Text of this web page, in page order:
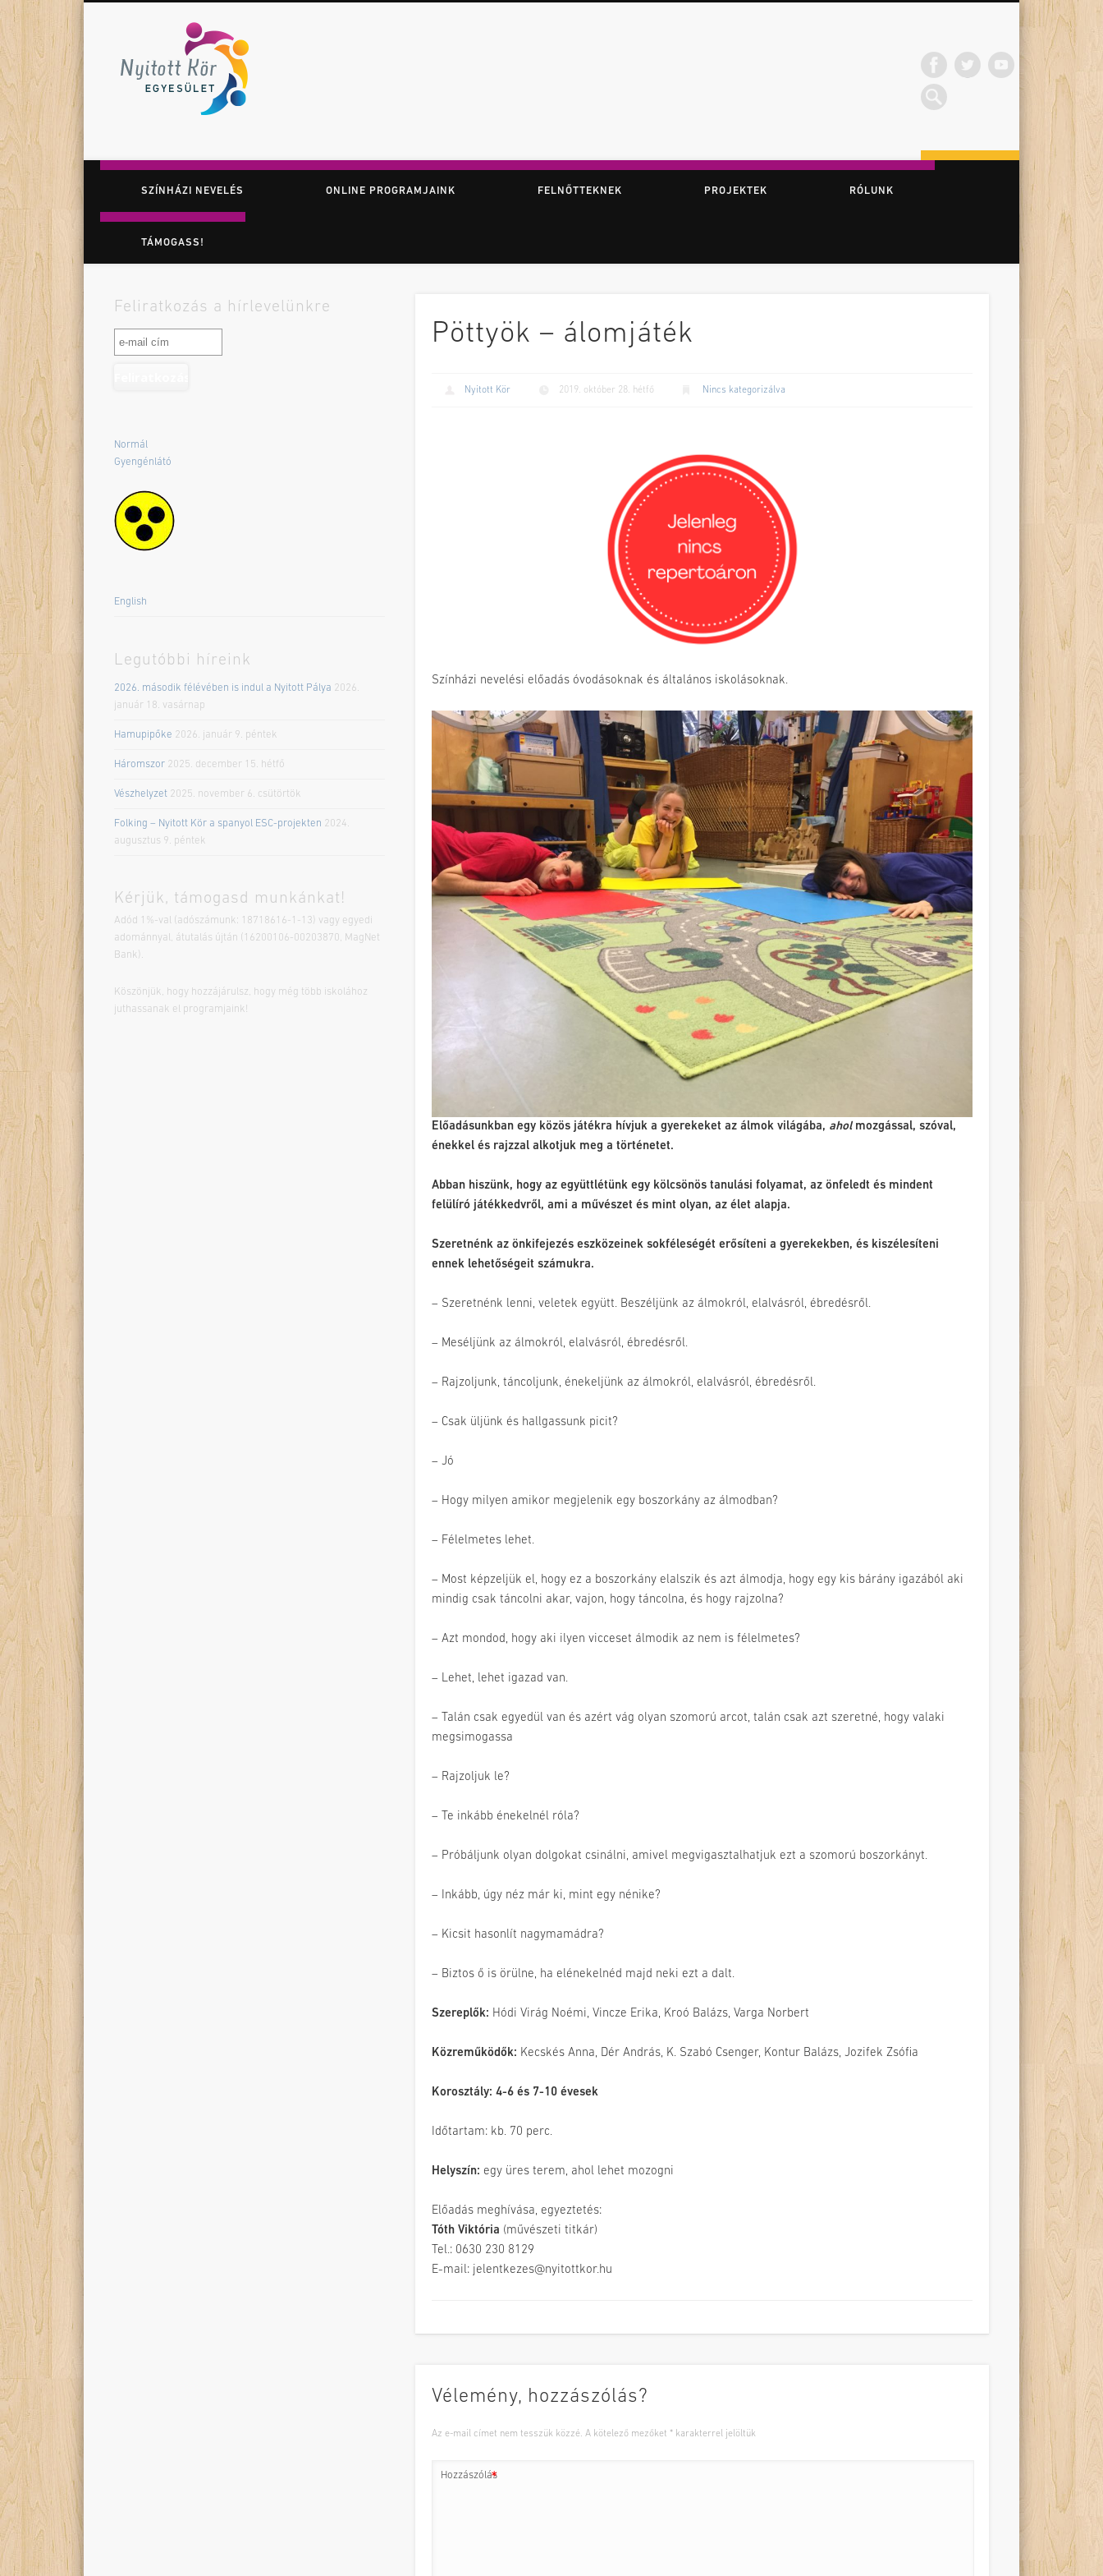
Játék. Színház. Felfedezés.
FacebookTwitter Vimeo
SZÍNHÁZI NEVELÉS ONLINE PROGRAMJAINK FELNŐTTEKNEK PROJEKTEK RÓLUNK
TÁMOGASS!
Pöttyök – álomjáték
Nyitott Kör 2019. október 28. hétfő Nincs kategorizálva
Színházi nevelési előadás óvodásoknak és általános iskolásoknak.
Előadásunkban egy közös játékra hívjuk a gyerekeket az álmok világába, aholmozgással, szóval,
énekkel és rajzzal alkotjuk meg a történetet.
Abban hiszünk, hogy az együttlétünk egy kölcsönös tanulási folyamat, az önfeledt és mindent
felülíró játékkedvről, ami a művészet és mint olyan, az élet alapja.
Szeretnénk az önkifejezés eszközeinek sokféleségét erősíteni a gyerekekben, és kiszélesíteni
ennek lehetőségeit számukra.
– Szeretnénk lenni, veletek együtt. Beszéljünk az álmokról, elalvásról, ébredésről.
– Meséljünk az álmokról, elalvásról, ébredésről.
– Rajzoljunk, táncoljunk, énekeljünk az álmokról, elalvásról, ébredésről.
– Csak üljünk és hallgassunk picit?
– Jó
– Hogy milyen amikor megjelenik egy boszorkány az álmodban?
– Félelmetes lehet.
– Most képzeljük el, hogy ez a boszorkány elalszik és azt álmodja, hogy egy kis bárány igazából aki
mindig csak táncolni akar, vajon, hogy táncolna, és hogy rajzolna?
– Azt mondod, hogy aki ilyen vicceset álmodik az nem is félelmetes?
– Lehet, lehet igazad van.
– Talán csak egyedül van és azért vág olyan szomorú arcot, talán csak azt szeretné, hogy valaki
megsimogassa
– Rajzoljuk le?
– Te inkább énekelnél róla?
– Próbáljunk olyan dolgokat csinálni, amivel megvigasztalhatjuk ezt a szomorú boszorkányt.
– Inkább, úgy néz már ki, mint egy nénike?
– Kicsit hasonlít nagymamádra?
– Biztos ő is örülne, ha elénekelnéd majd neki ezt a dalt.
Szereplők: Hódi Virág Noémi, Vincze Erika, Kroó Balázs, Varga Norbert
Közreműködők: Kecskés Anna, Dér András, K. Szabó Csenger, Kontur Balázs, Jozifek Zsófia
Korosztály: 4-6 és 7-10 évesek
Időtartam: kb. 70 perc.
Helyszín: egy üres terem, ahol lehet mozogni
Előadás meghívása, egyeztetés:
Tóth Viktória (művészeti titkár)
Tel.: 0630 230 8129
E-mail: jelentkezes@nyitottkor.hu
Vélemény, hozzászólás?
Az e-mail címet nem tesszük közzé. A kötelező mezőket * karakterrel jelöltük
Hozzászólás
*
Feliratkozás a hírlevelünkre
Normál
Gyengénlátó
English
Legutóbbi híreink
2026. második félévében is indul a Nyitott Pálya 2026.
január 18. vasárnap
Hamupipőke 2026. január 9. péntek
Háromszor 2025. december 15. hétfő
Vészhelyzet 2025. november 6. csütörtök
Folking – Nyitott Kör a spanyol ESC-projekten 2024.
augusztus 9. péntek
Kérjük, támogasd munkánkat!
Adód 1%-val (adószámunk: 18718616-1-13) vagy egyedi
adománnyal, átutalás újtán (16200106-00203870, MagNet
Bank).
Köszönjük, hogy hozzájárulsz, hogy még több iskolához
juthassanak el programjaink!